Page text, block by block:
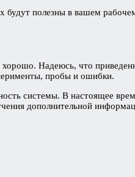
будут полезны в вашем
хорошо. Надеюсь, что
пробы и ошибки.
системы. В настоящее
дополнительной